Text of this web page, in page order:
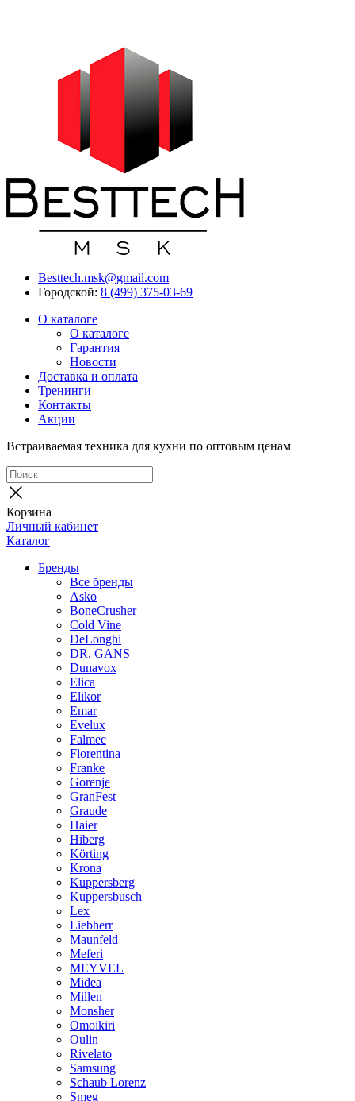
Besttech.msk@gmail.com
Городской: 8 (499) 375-03-69
О каталоге
О каталоге
Гарантия
Новости
Доставка и оплата
Тренинги
Контакты
Акции
Встраиваемая техника для кухни по оптовым ценам
Корзина
Личный кабинет
Каталог
Бренды
Все бренды
Asko
BoneCrusher
Cold Vine
DeLonghi
DR. GANS
Dunavox
Elica
Elikor
Emar
Evelux
Falmec
Florentina
Franke
Gorenje
GranFest
Graude
Haier
Hiberg
Körting
Krona
Kuppersberg
Kuppersbusch
Lex
Liebherr
Maunfeld
Meferi
MEYVEL
Midea
Millen
Monsher
Omoikiri
Oulin
Rivelato
Samsung
Schaub Lorenz
Smeg